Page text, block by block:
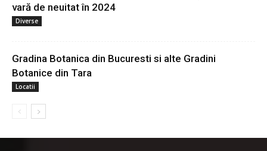
vară de neuitat în 2024
Diverse
Gradina Botanica din Bucuresti si alte Gradini
Botanice din Tara
Locatii